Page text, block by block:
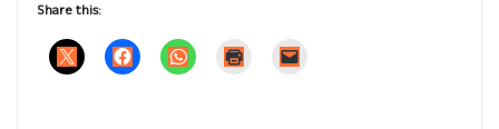
Share this: